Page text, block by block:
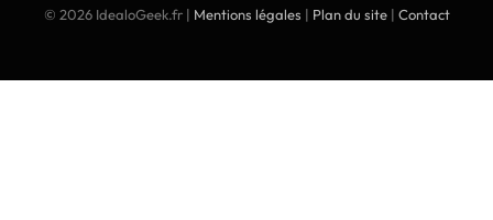
© 2026 IdealoGeek.fr | Mentions légales | Plan du site| Contact